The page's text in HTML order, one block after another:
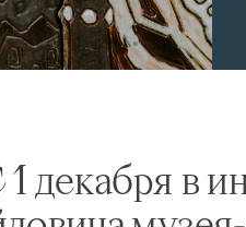
декабря в